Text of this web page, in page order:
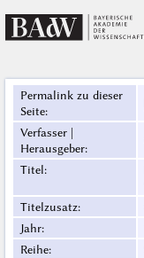
Permalink zu dieser
Seite:
Verfasser |
Herausgeber:
Titel:
Titelzusatz:
Jahr:
Reihe: